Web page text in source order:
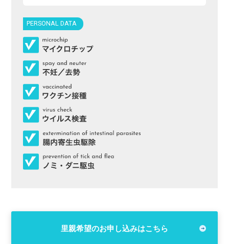
PERSONAL DATA
里親希望のお申し込みはこちら